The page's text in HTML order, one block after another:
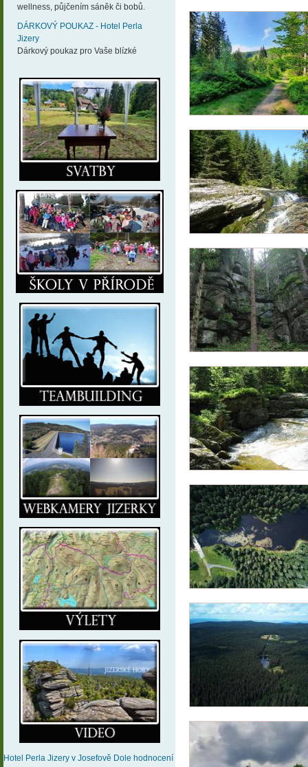
wellness, půjčením sáněk či bobů.
DÁRKOVÝ POUKAZ - Hotel Perla
Jizery
Dárkový poukaz pro Vaše blízké
Hotel Perla Jizery v Josefově Dole hodnocení